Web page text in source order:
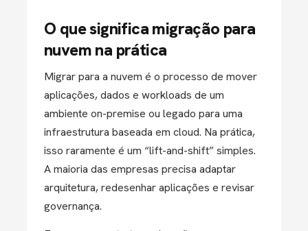
O que significa migração para
nuvem na prática
Migrar para a nuvem é o processo de mover
aplicações, dados e workloads de um
ambiente on-premise ou legado para uma
infraestrutura baseada em cloud. Na prática,
isso raramente é um “lift-and-shift” simples.
A maioria das empresas precisa adaptar
arquitetura, redesenhar aplicações e revisar
governança.